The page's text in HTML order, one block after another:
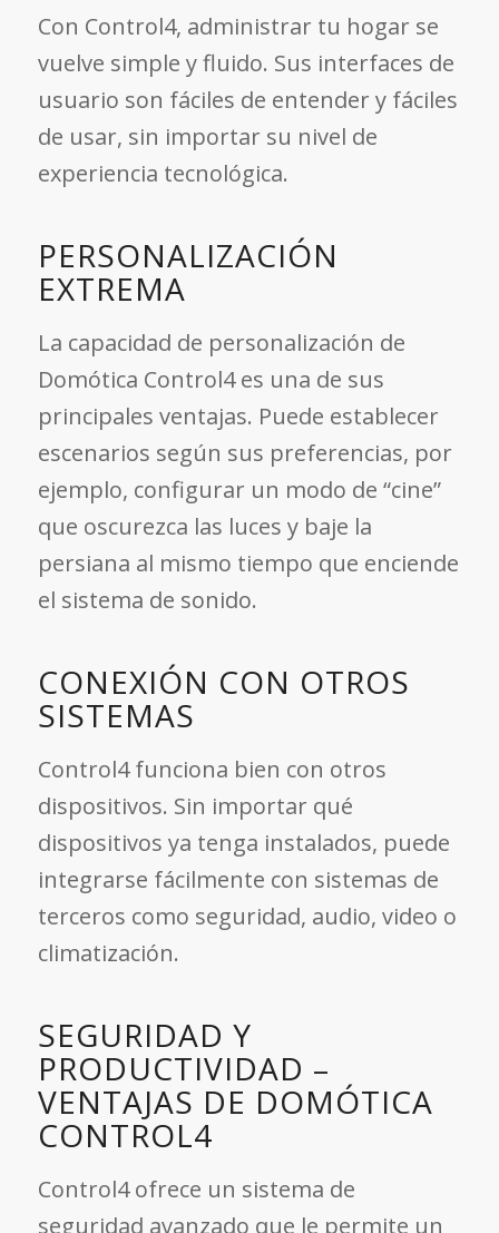
Con Control4, administrar tu hogar se
vuelve simple y fluido. Sus interfaces de
usuario son fáciles de entender y fáciles
de usar, sin importar su nivel de
experiencia tecnológica.
PERSONALIZACIÓN
EXTREMA
La capacidad de personalización de
Domótica Control4 es una de sus
principales ventajas. Puede establecer
escenarios según sus preferencias, por
ejemplo, configurar un modo de “cine”
que oscurezca las luces y baje la
persiana al mismo tiempo que enciende
el sistema de sonido.
CONEXIÓN CON OTROS
SISTEMAS
Control4 funciona bien con otros
dispositivos. Sin importar qué
dispositivos ya tenga instalados, puede
integrarse fácilmente con sistemas de
terceros como seguridad, audio, video o
climatización.
SEGURIDAD Y
PRODUCTIVIDAD –
VENTAJAS DE DOMÓTICA
CONTROL4
Control4 ofrece un sistema de
seguridad avanzado que le permite un